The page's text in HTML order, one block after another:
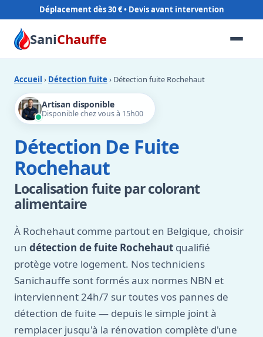
Déplacement dès 30 €
SaniChauffe
Accueil › Détection fuite › Détection fuite Rochehaut
Artisan disponible
Disponible chez vous à 15h00
Détection De Fuite
Rochehaut
Localisation fuite par colorant
alimentaire
À Rochehaut comme partout en Belgique, choisir
un détection de fuite Rochehaut qualifié
protège votre logement. Nos techniciens
Sanichauffe sont formés aux normes NBN et
interviennent 24h/7 sur toutes vos pannes de
détection de fuite — depuis le simple joint à
remplacer jusqu'à la rénovation complète d'une